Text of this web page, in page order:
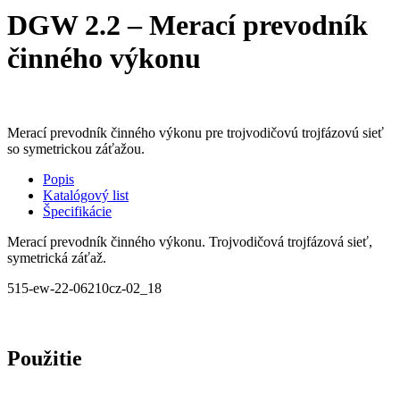
DGW 2.2 – Merací prevodník
činného výkonu
Merací prevodník činného výkonu pre trojvodičovú trojfázovú sieť
so symetrickou záťažou.
Popis
Katalógový list
Špecifikácie
Merací prevodník činného výkonu. Trojvodičová trojfázová sieť,
symetrická záťaž.
515-ew-22-06210cz-02_18
Použitie